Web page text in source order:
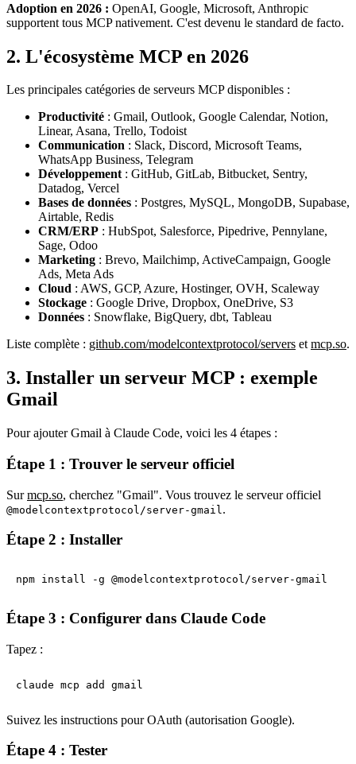
Adoption en 2026 : OpenAI, Google, Microsoft, Anthropic
supportent tous MCP nativement. C'est devenu le standard de facto.
2. L'écosystème MCP en 2026
Les principales catégories de serveurs MCP disponibles :
Productivité : Gmail, Outlook, Google Calendar, Notion,
Linear, Asana, Trello, Todoist
Communication : Slack, Discord, Microsoft Teams,
WhatsApp Business, Telegram
Développement: GitHub, GitLab, Bitbucket, Sentry,
Datadog, Vercel
Bases de données : Postgres, MySQL, MongoDB, Supabase,
Airtable, Redis
CRM/ERP : HubSpot, Salesforce, Pipedrive, Pennylane,
Sage, Odoo
Marketing : Brevo, Mailchimp, ActiveCampaign, Google
Ads, Meta Ads
Cloud : AWS, GCP, Azure, Hostinger, OVH, Scaleway
Stockage : Google Drive, Dropbox, OneDrive, S3
Données : Snowflake, BigQuery, dbt, Tableau
Liste complète : github.com/modelcontextprotocol/servers etmcp.so.
3. Installer un serveur MCP : exemple
Gmail
Pour ajouter Gmail à Claude Code, voici les 4 étapes :
Étape 1 : Trouver le serveur officiel
Surmcp.so, cherchez "Gmail". Vous trouvez le serveur officiel
@modelcontextprotocol/server-gmail .
Étape 2 : Installer
npm install -g @modelcontextprotocol/server-gmail
Étape 3 : Configurer dans Claude Code
Tapez :
claude mcp add gmail
Suivez les instructions pour OAuth (autorisation Google).
Étape 4 : Tester